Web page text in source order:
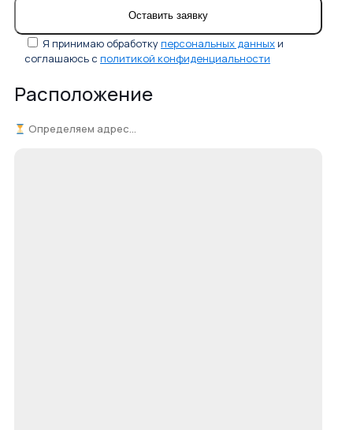
Я принимаю обработкуперсональных данных и
соглашаюсь с политикой конфиденциальности
Расположение
Определяем адрес...